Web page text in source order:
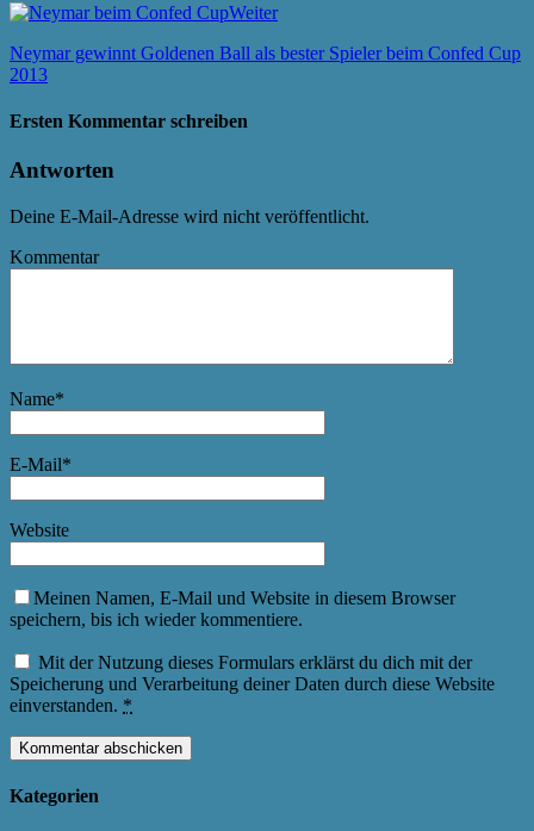
Weiter
Neymar gewinnt Goldenen Ball als bester Spieler beim Confed Cup
2013
Ersten Kommentar schreiben
Antworten
Deine E-Mail-Adresse wird nicht veröffentlicht.
Kommentar
Name*
E-Mail*
Website
Meinen Namen, E-Mail und Website in diesem Browser
speichern, bis ich wieder kommentiere.
Mit der Nutzung dieses Formulars erklärst du dich mit der
Speicherung und Verarbeitung deiner Daten durch diese Website
einverstanden. *
Kategorien